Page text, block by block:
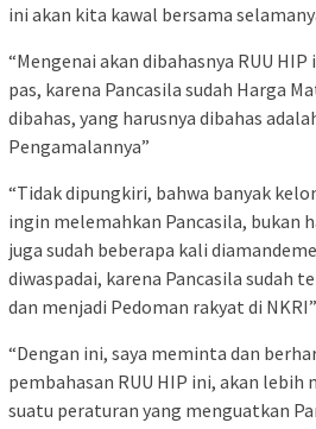
ini akan kita kawal bersama
“Mengenai akan dibahasnya RUU HIP
pas, karena Pancasila sudah Harga
dibahas, yang harusnya dibahas
Pengamalannya”
“Tidak dipungkiri, bahwa banyak
ingin melemahkan Pancasila, bukan
juga sudah beberapa kali
diwaspadai, karena Pancasila sudah
dan menjadi Pedoman rakyat di NKRI”
“Dengan ini, saya meminta dan
pembahasan RUU HIP ini, akan
suatu peraturan yang menguatkan